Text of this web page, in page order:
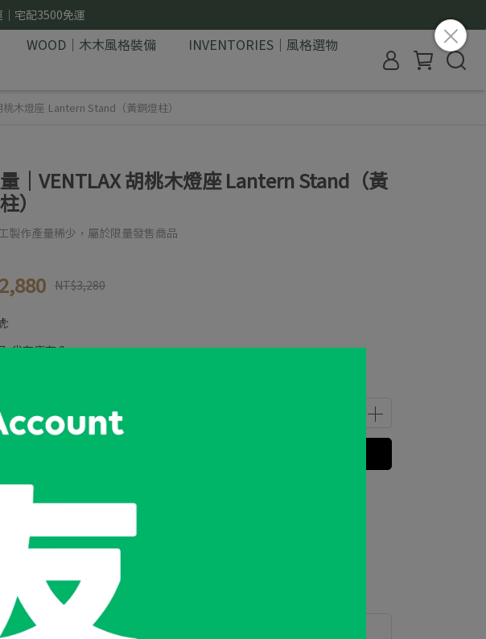
宅配3500免運
WOOD｜木木風格裝備
INVENTORIES｜風格選物
木燈座 Lantern Stand（黃銅燈柱）
｜VENTLAX 胡桃木燈座 Lantern Stand（黃
）
製作產量稀少，屬於限量發售商品
NT$3,280
:
:尚有庫存 2
最愛 此商品 「 最高 」可以折抵紅利